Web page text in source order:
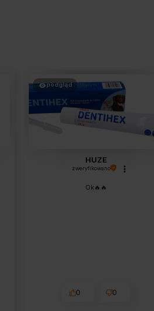
podgląd
HUZE
zweryfikowano
Ok🔥🔥
0 0